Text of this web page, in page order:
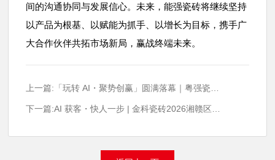
间的沟通协同与发展信心。未来，能强瓷砖将继续坚持
以产品为根基、以赋能为抓手、以增长为目标，携手广
大合作伙伴共拓市场新局，赢战终端未来。